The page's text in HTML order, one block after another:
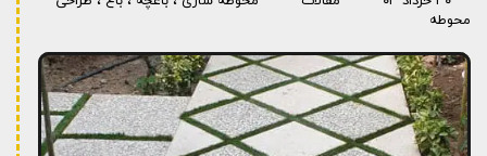
محوطه